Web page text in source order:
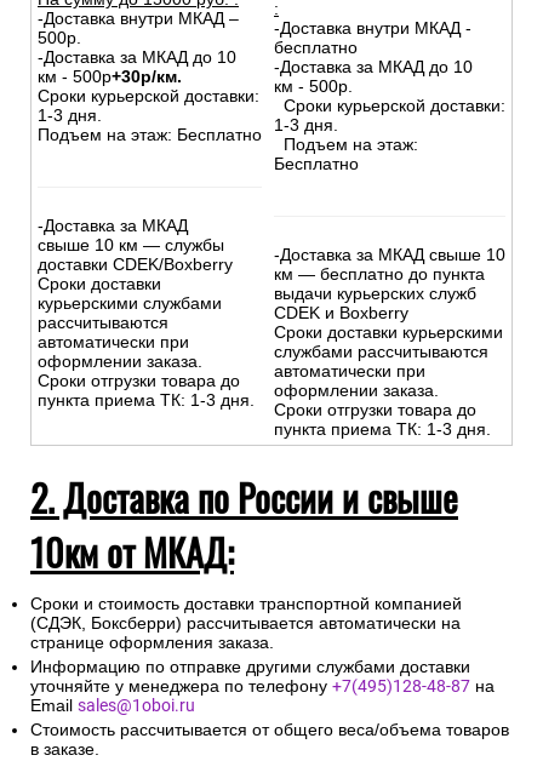
-Доставка внутри МКАД –
500р.
-Доставка за МКАД до 10
км - 500р+30р/км.
Сроки курьерской доставки:
1-3 дня.
Подъем на этаж: Бесплатно
-Доставка за МКАД
свыше 10 км — службы
доставки CDEK/Boxberry
Сроки доставки
курьерскими службами
рассчитываются
автоматически при
оформлении заказа.
Сроки отгрузки товара до
пункта приема ТК: 1-3 дня.
:
-Доставка внутри МКАД -
бесплатно
-Доставка за МКАД до 10
км - 500р.
Сроки курьерской доставки:
1-3 дня.
Подъем на этаж:
Бесплатно
-Доставка за МКАД свыше 10
км — бесплатно до пункта
выдачи курьерских служб
CDEK и Boxberry
Сроки доставки курьерскими
службами рассчитываются
автоматически при
оформлении заказа.
Сроки отгрузки товара до
пункта приема ТК: 1-3 дня.
2. Доставка по России и свыше
10км от МКАД:
Сроки и стоимость доставки транспортной компанией
(СДЭК, Боксберри) рассчитывается автоматически на
странице оформления заказа.
Информацию по отправке другими службами доставки
уточняйте у менеджера по телефону +7(495)128-48-87 на
Email sales@1oboi.ru
Стоимость рассчитывается от общего веса/объема товаров
в заказе.